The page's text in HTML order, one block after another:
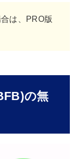
は、PRO版
の無